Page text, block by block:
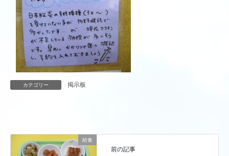
カテゴリー 掲示板
給食
前の記事